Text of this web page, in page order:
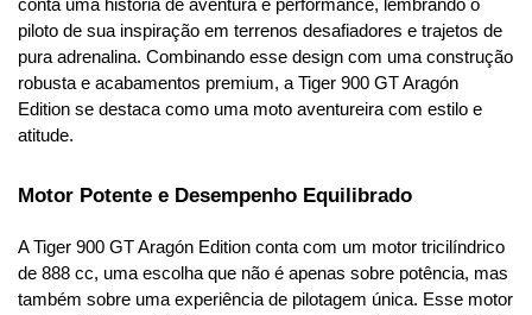
conta uma história de aventura e performance, lembrando o
piloto de sua inspiração em terrenos desafiadores e trajetos de
pura adrenalina. Combinando esse design com uma construção
robusta e acabamentos premium, a Tiger 900 GT Aragón
Edition se destaca como uma moto aventureira com estilo e
atitude.
Motor Potente e Desempenho Equilibrado
A Tiger 900 GT Aragón Edition conta com um motor tricilíndrico
de 888 cc, uma escolha que não é apenas sobre potência, mas
também sobre uma experiência de pilotagem única. Esse motor